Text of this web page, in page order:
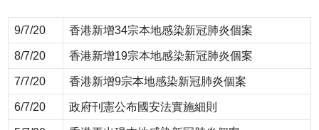
9/7/20 香港新增34宗本地感染新冠肺炎個案
8/7/20 香港新增19宗本地感染新冠肺炎個案
7/7/20 香港新增9宗本地感染新冠肺炎個案
6/7/20 政府刊憲公布國安法實施細則